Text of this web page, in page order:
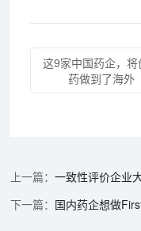
这9家中国药企，将
药做到了海外
一致性评价企业
国内药企想做